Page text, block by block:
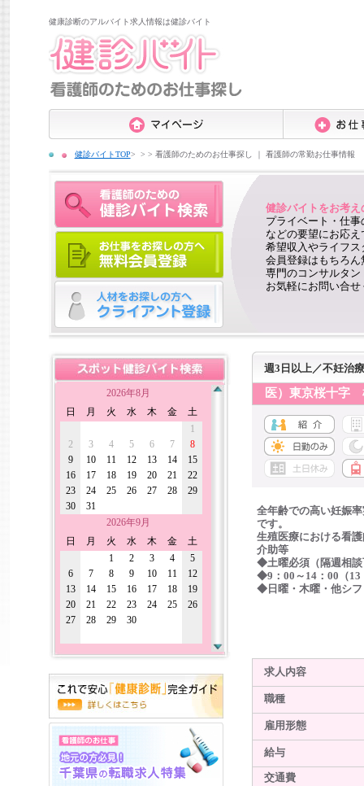
健康診断のアルバイト求人情報は健診バイト
健診バイトTOP > 看護師のためのお仕事探し ｜ 看護師の常勤お仕事情報
健診バイトをお考
プライベート・仕
などの要望にお応
希望収入やライフ
会員登録はもちろん
専門のコンサルタ
お気軽にお問い合せ
2026年8月
日
月 火 水 木 金
土
1
2
3 4 5 6 7
8
9
10 11 12 13 14
15
16
17 18 19 20 21
22
23
24 25 26 27 28
29
30
31
2026年9月
日
月 火 水 木 金
土
1
2 3 4
5
6
7 8 9 10 11
12
13
14 15 16 17 18
19
20
21 22 23 24 25
26
27
28 29 30
週3日以上／不妊治
医）東京桜十字
全年齢での高い妊娠
です。
生殖医療における看
介助等
◆土曜必須（隔週相談
◆9：00～14：00（13
◆日曜・木曜・他シフ
求人内容
職種
雇用形態
給与
交通費